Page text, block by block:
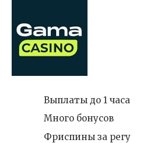
Выплаты до 1 часа
Много бонусов
Фриспины за регу